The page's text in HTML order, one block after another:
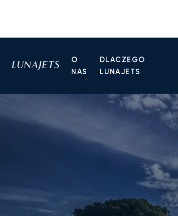
O
NAS
DLACZEGO
LUNAJETS